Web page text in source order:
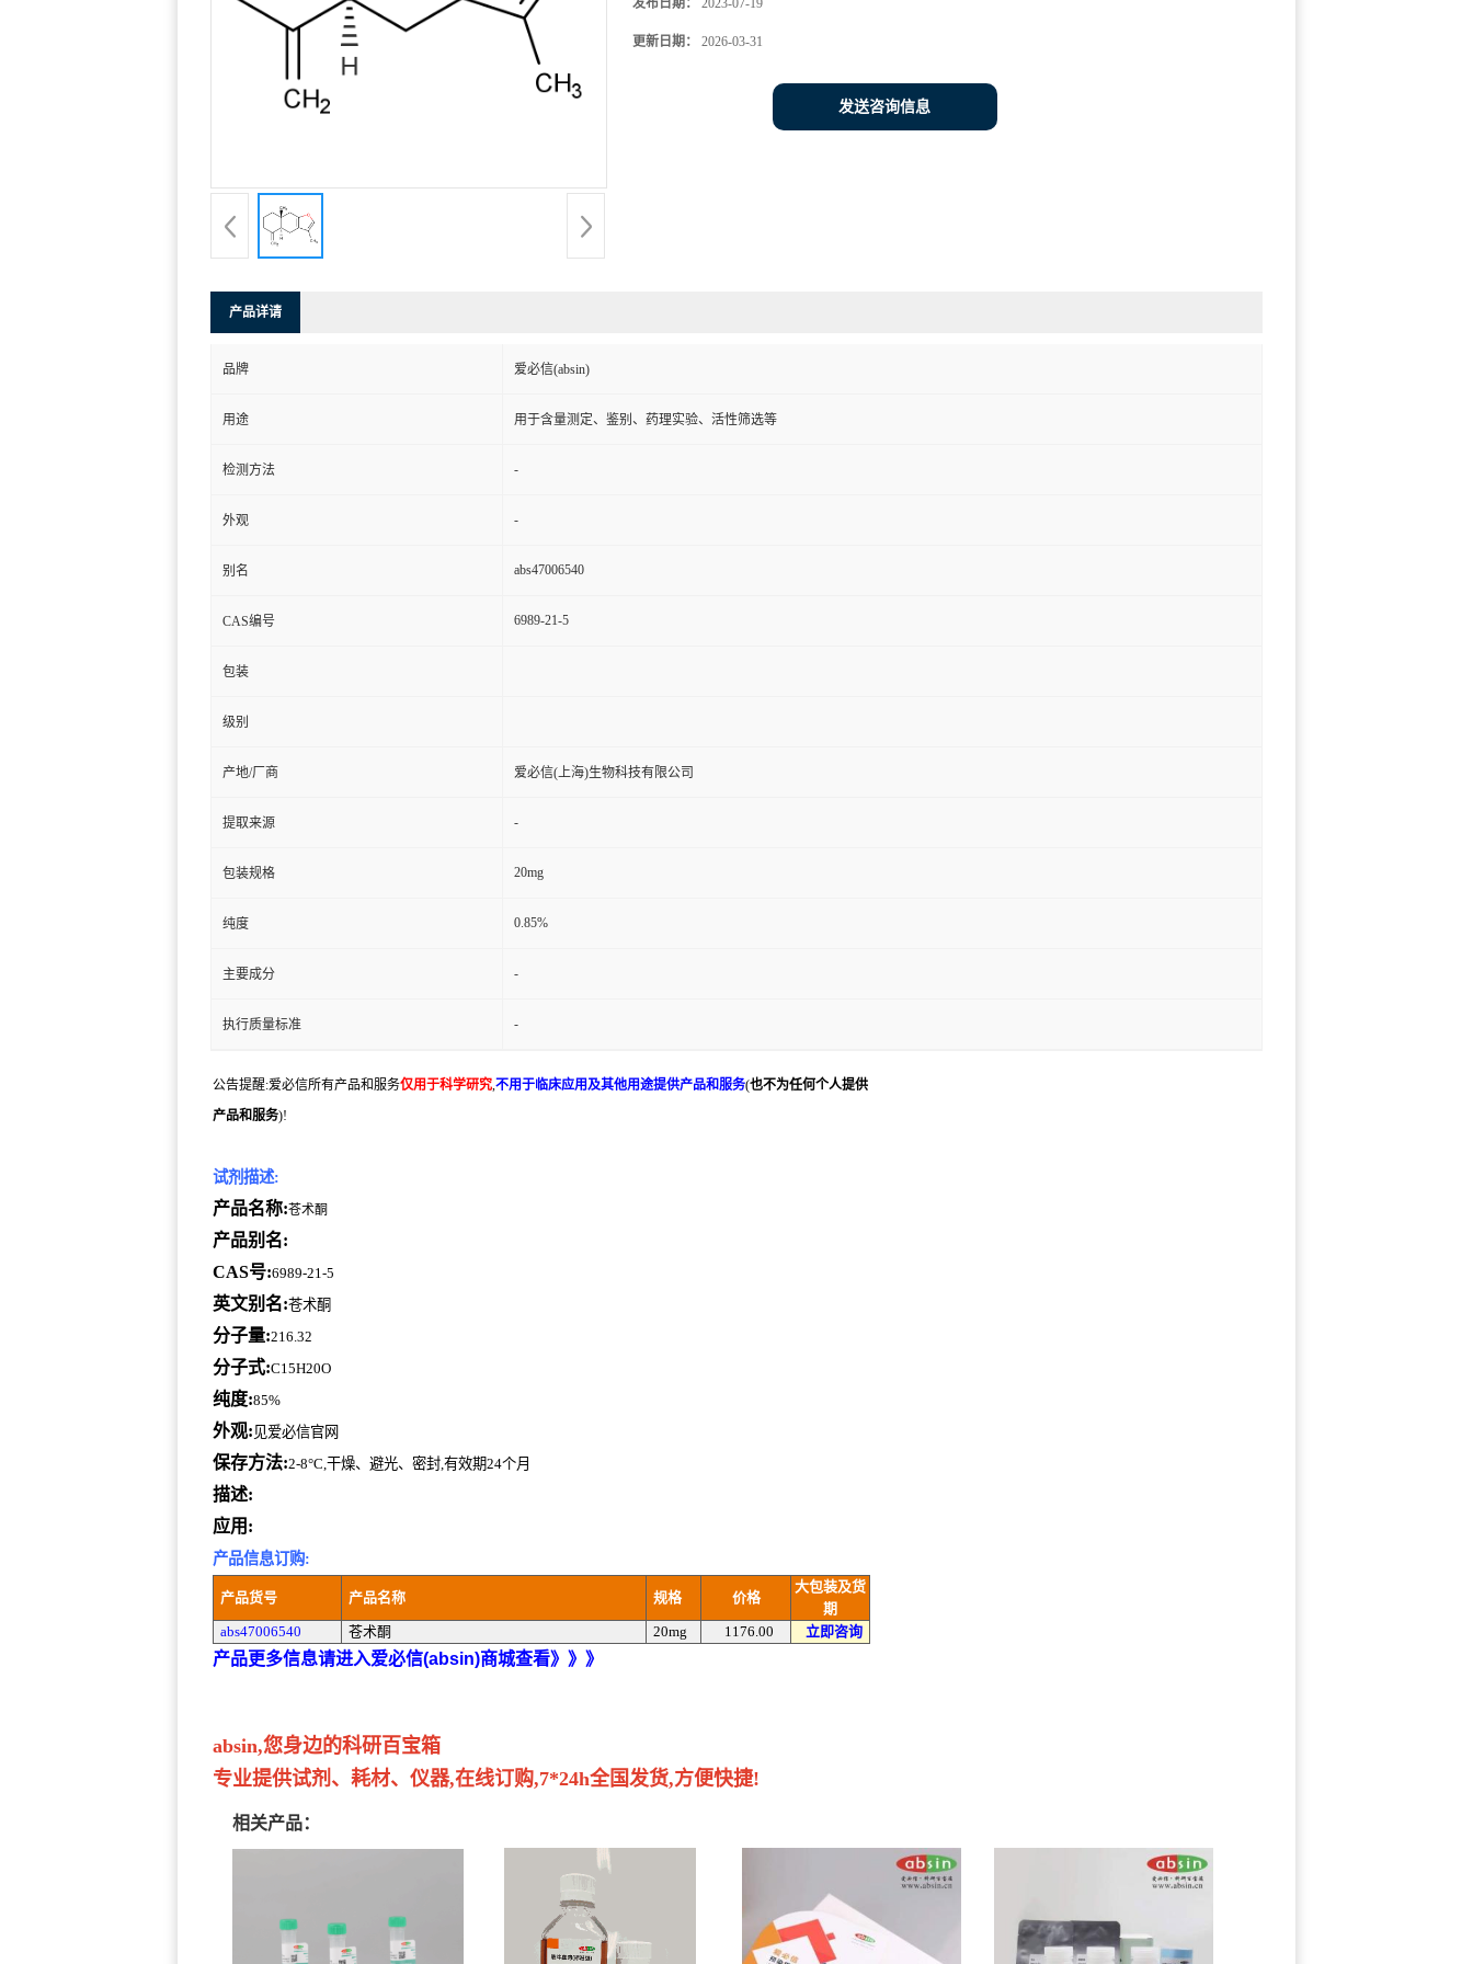
发布日期： 2023-07-19
更新日期： 2026-03-31
发送咨询信息
产品详请
品牌 爱必信(absin)
用途 用于含量测定、鉴别、药理实验、活性筛选等
检测方法 -
外观 -
别名 abs47006540
CAS编号 6989-21-5
包装
级别
产地/厂商 爱必信(上海)生物科技有限公司
提取来源 -
包装规格 20mg
纯度 0.85%
主要成分 -
执行质量标准 -
公告提醒:爱必信所有产品和服务仅用于科学研究,不用于临床应用及其他用途提供产品和服务(也不为任何个人提供
产品和服务)!
试剂描述:
产品名称:苍术酮
产品别名:
CAS号:6989-21-5
英文别名:苍术酮
分子量:216.32
分子式:C15H20O
纯度:85%
外观: 见爱必信官网
保存方法:2-8°C,干燥、避光、密封,有效期24个月
描述:
应用:
产品信息订购:
产品货号 产品名称 规格 价格
大包装及货
期
abs47006540
苍术酮 20mg 1176.00 立即咨询
产品更多信息请进入爱必信(absin)商城查看》》》
absin,您身边的科研百宝箱
专业提供试剂、耗材、仪器,在线订购,7*24h全国发货,方便快捷!
相关产品：